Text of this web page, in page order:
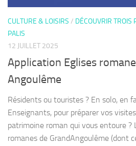
CULTURE & LOISIRS / DÉCOUVRIR TROIS
PALIS
12 JUILLET 2025
Application Eglises
Angoulême
Résidents ou touristes ? En solo, en
Enseignants, pour préparer vos
patrimoine roman qui vous entoure ?
romanes de GrandAngoulême (dont